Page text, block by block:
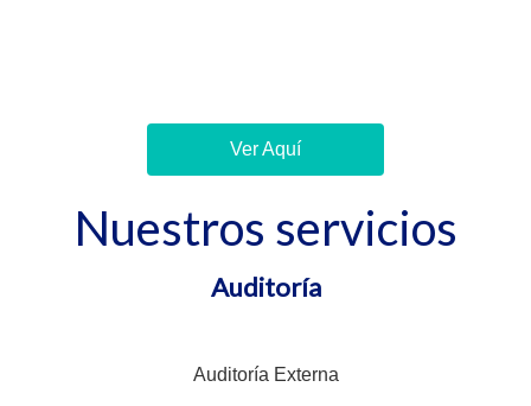
Ver Aquí
Nuestros servicios
Auditoría
Auditoría Externa